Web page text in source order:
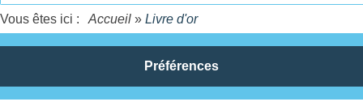
Vous êtes ici : Accueil » Livre d'or
Préférences